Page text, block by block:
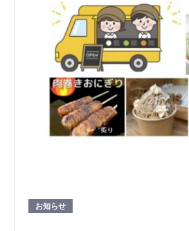
お知らせ